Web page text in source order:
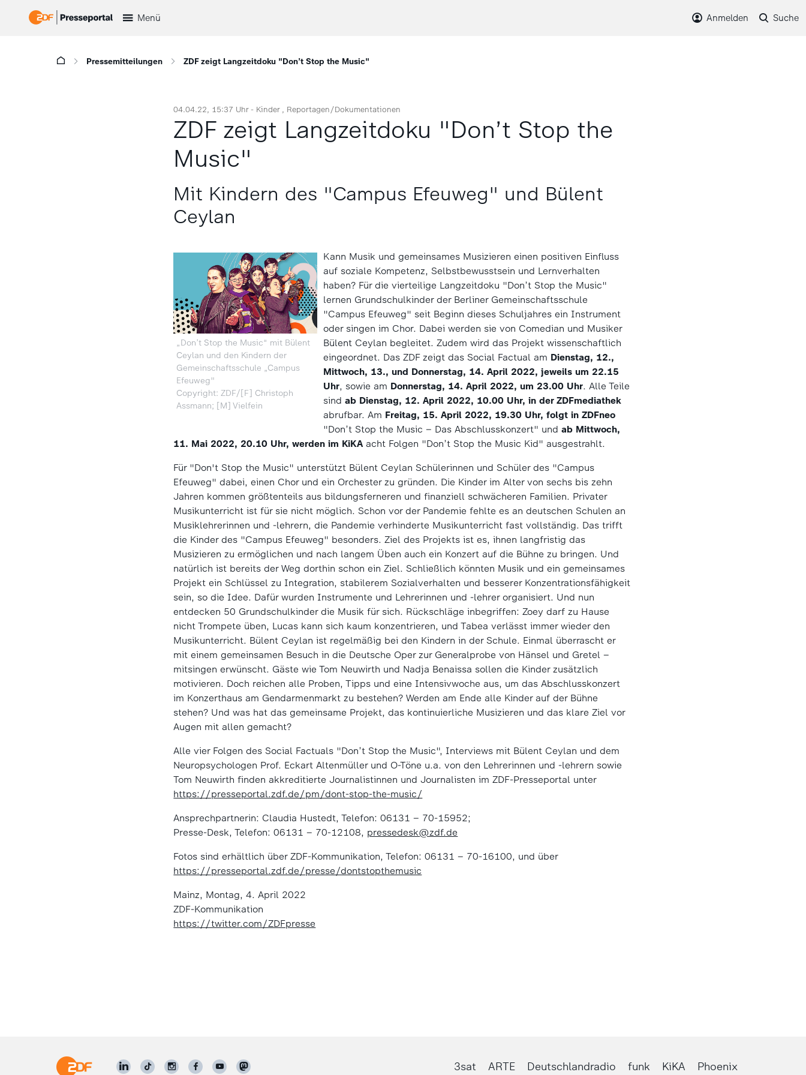
Menü Anmelden Suche
Pressemitteilungen ZDF zeigt Langzeitdoku "Don’t Stop the Music"
04.04.22, 15:37 Uhr - Kinder Reportagen/Dokumentationen
ZDF zeigt Langzeitdoku "Don’t Stop the
Music"
Mit Kindern des "Campus Efeuweg" und Bülent
Ceylan
„Don’t Stop the Music“ mit Bülent
Ceylan und den Kindern der
Gemeinschaftsschule „Campus
Efeuweg"
Copyright: ZDF/[F] Christoph
Assmann; [M] Vielfein
Kann Musik und gemeinsames Musizieren einen positiven Einfluss
auf soziale Kompetenz, Selbstbewusstsein und Lernverhalten
haben? Für die vierteilige Langzeitdoku "Don’t Stop the Music"
lernen Grundschulkinder der Berliner Gemeinschaftsschule
"Campus Efeuweg" seit Beginn dieses Schuljahres ein Instrument
oder singen im Chor. Dabei werden sie von Comedian und Musiker
Bülent Ceylan begleitet. Zudem wird das Projekt wissenschaftlich
eingeordnet. Das ZDF zeigt das Social Factual am Dienstag, 12.,
Mittwoch, 13., und Donnerstag, 14. April 2022, jeweils um 22.15
Uhr, sowie am Donnerstag, 14. April 2022, um 23.00 Uhr. Alle Teile
sindab Dienstag, 12. April 2022, 10.00 Uhr, in der ZDFmediathek
abrufbar. Am Freitag, 15. April 2022, 19.30 Uhr, folgt in ZDFneo
"Don’t Stop the Music – Das Abschlusskonzert" undab Mittwoch,
11. Mai 2022, 20.10 Uhr, werden im KiKAacht Folgen "Don’t Stop the Music Kid" ausgestrahlt.
Für "Don't Stop the Music" unterstützt Bülent Ceylan Schülerinnen und Schüler des "Campus
Efeuweg" dabei, einen Chor und ein Orchester zu gründen. Die Kinder im Alter von sechs bis zehn
Jahren kommen größtenteils aus bildungsferneren und finanziell schwächeren Familien. Privater
Musikunterricht ist für sie nicht möglich. Schon vor der Pandemie fehlte es an deutschen Schulen an
Musiklehrerinnen und -lehrern, die Pandemie verhinderte Musikunterricht fast vollständig. Das trifft
die Kinder des "Campus Efeuweg" besonders. Ziel des Projekts ist es, ihnen langfristig das
Musizieren zu ermöglichen und nach langem Üben auch ein Konzert auf die Bühne zu bringen. Und
natürlich ist bereits der Weg dorthin schon ein Ziel. Schließlich könnten Musik und ein gemeinsames
Projekt ein Schlüssel zu Integration, stabilerem Sozialverhalten und besserer Konzentrationsfähigkeit
sein, so die Idee. Dafür wurden Instrumente und Lehrerinnen und -lehrer organisiert. Und nun
entdecken 50 Grundschulkinder die Musik für sich. Rückschläge inbegriffen: Zoey darf zu Hause
nicht Trompete üben, Lucas kann sich kaum konzentrieren, und Tabea verlässt immer wieder den
Musikunterricht. Bülent Ceylan ist regelmäßig bei den Kindern in der Schule. Einmal überrascht er
mit einem gemeinsamen Besuch in die Deutsche Oper zur Generalprobe von Hänsel und Gretel –
mitsingen erwünscht. Gäste wie Tom Neuwirth und Nadja Benaissa sollen die Kinder zusätzlich
motivieren. Doch reichen alle Proben, Tipps und eine Intensivwoche aus, um das Abschlusskonzert
im Konzerthaus am Gendarmenmarkt zu bestehen? Werden am Ende alle Kinder auf der Bühne
stehen? Und was hat das gemeinsame Projekt, das kontinuierliche Musizieren und das klare Ziel vor
Augen mit allen gemacht?
Alle vier Folgen des Social Factuals "Don’t Stop the Music", Interviews mit Bülent Ceylan und dem
Neuropsychologen Prof. Eckart Altenmüller und O-Töne u.a. von den Lehrerinnen und -lehrern sowie
Tom Neuwirth finden akkreditierte Journalistinnen und Journalisten im ZDF-Presseportal unter
https://presseportal.zdf.de/pm/dont-stop-the-music/
Ansprechpartnerin: Claudia Hustedt, Telefon: 06131 – 70-15952;
Presse-Desk, Telefon: 06131 – 70-12108, pressedesk@zdf.de
Fotos sind erhältlich über ZDF-Kommunikation, Telefon: 06131 – 70-16100, und über
https://presseportal.zdf.de/presse/dontstopthemusic
Mainz, Montag, 4. April 2022
ZDF-Kommunikation
https://twitter.com/ZDFpresse
3sat ARTE Deutschlandradio funk KiKA Phoenix